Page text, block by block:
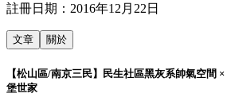
註冊日期： 2016年12月22日
文章 關於
【松山區/南京三民】民生社區黑灰系帥氣空間
堡世家